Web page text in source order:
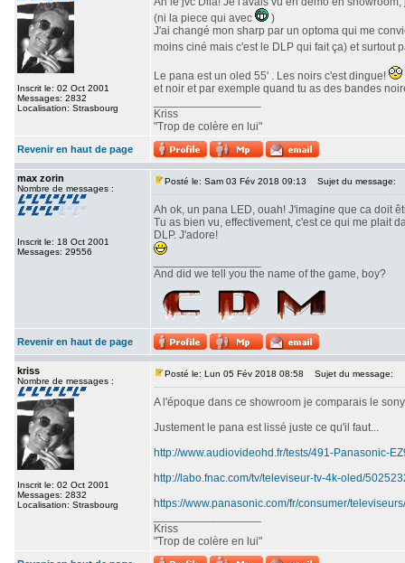
Inscrit le: 02 Oct 2001
Messages: 2832
Localisation: Strasbourg
(ni la piece qui avec
)
J'ai changé mon sharp par un optoma qui me
moins ciné mais c'est le DLP qui fait ça) et
Le pana est un oled 55' . Les noirs c'est dingue!
et noir et par exemple quand tu as des bandes
Kriss
"Trop de colère en lui"
Revenir en haut de page
max zorin
Nombre de messages :
Inscrit le: 18 Oct 2001
Messages: 29556
Posté le: Sam 03 Fév 2018 09:13 Sujet du message:
Ah ok, un pana LED, ouah! J'imagine que ca doit
Tu as bien vu, effectivement, c'est ce qui me plait
DLP. J'adore!
And did we tell you the name of the game, boy?
Revenir en haut de page
kriss
Nombre de messages :
Inscrit le: 02 Oct 2001
Messages: 2832
Localisation: Strasbourg
Posté le: Lun 05 Fév 2018 08:58 Sujet du message:
A l'époque dans ce showroom je comparais le
Justement le pana est lissé juste ce qu'il faut...
http://www.audiovideohd.fr/tests/491-Panasonic-
http://labo.fnac.com/tv/televiseur-tv-4k-oled/
https://www.panasonic.com/fr/consumer/
Kriss
"Trop de colère en lui"